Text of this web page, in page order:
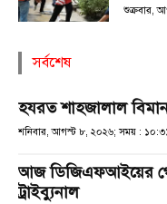
শুক্রবার,
সর্বশেষ
হযরত শাহজালাল
শনিবার, আগস্ট ৮, ২০২৬; সময় : ১০:৩১
আজ ডিজিএফআইয়ের
ট্রাইব্যুনাল